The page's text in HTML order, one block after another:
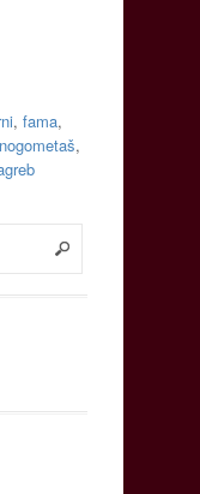
, fama,
nogometaš,